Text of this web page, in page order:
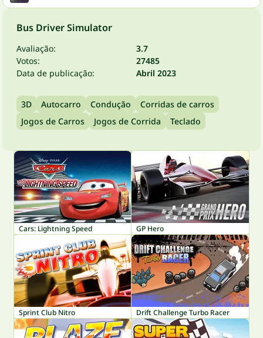
Bus Driver Simulator
Avaliação:
3.7
Votos:
27485
Data de publicação:
Abril 2023
3D Autocarro Condução
Corridas de carros
Jogos de Carros
Jogos de Corrida Teclado
Cars: Lightning Speed GP Hero
Sprint Club Nitro Drift Challenge Turbo Racer